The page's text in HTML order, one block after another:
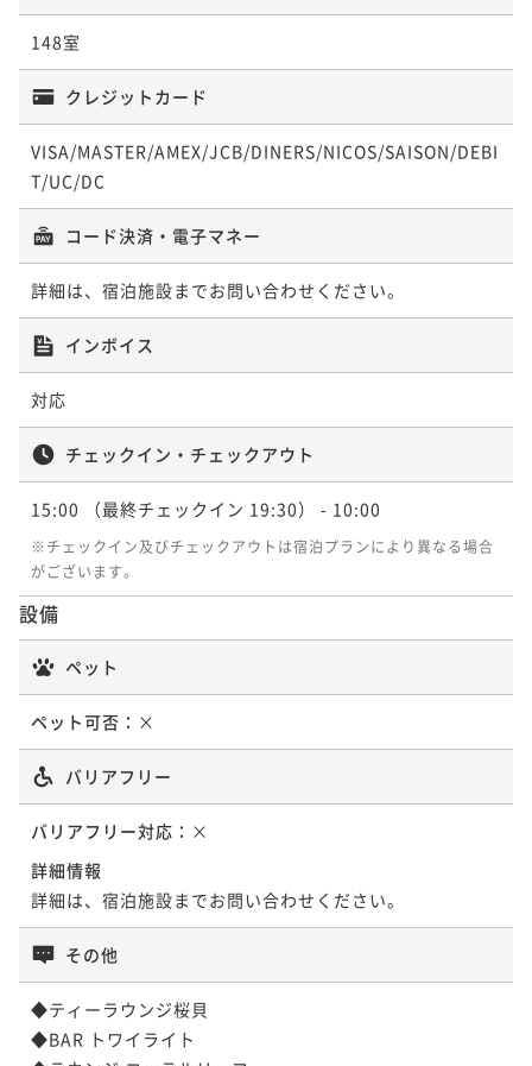
「九絵・熊野牛会席」＜全10品＞朝はレストランにて
朝食膳
二食付き 現地決済可 事前決済可
IN 15:00 - 19:00 OUT10:00
ポイント即利用で最大5％OFF
¥ 76,285 ~
【白浜時間満喫！２連泊がお得】2泊目のご夕食は渚会
席へ無料グレードUP！清掃なし・夕朝食付連泊プラン
二食付き 現地決済可 事前決済可
IN 15:00 - 24:00 OUT10:00
¥83,600~
¥ 61,655 ~
【1日5組限定】調理長が心を込め作り上げた贅沢会席
二食付き
ポイント即利用で最大5％OFF
2名 ¥ 72,105 ~
【九絵熊野牛会席】紀州天然九絵と熊野牛を愉しむ
「九絵・熊野牛会席」＜全10品＞朝はレストランにて
朝食膳
二食付き
ポイント即利用で
2名 ¥ 78,375 ~
【白浜時間満喫！２連泊がお得】2泊目のご夕食は渚会
席へ無料グレードUP！清掃なし・夕朝食付連泊プラン
二食付き
ポイント即利用で最大5％OFF
2名 ¥ 45,980 ~
【平日限定】むさしのスタンダード会席を味わう！渚
会席★朝食バイキング♪♪
¥ 52,250 ~
【夏季限定】夏のむさしは海水浴に嬉しいサービス満
載！当館人気のバイキングプラン
二食付き 現地決済可 事前決済可
IN 15:00 - 19:30 OUT10:00
2名 ¥ 52,250 ~
能！季節の特選会席＜全11品＞★朝はレストランにて
朝食膳！
二食付き 現地決済可 事前決済可
IN 15:00 - 19:00 OUT10:00
【1日5組限定】調理長が心を込め作り上げた贅沢会席
『極味』＜全11品＞☆朝はレストランにて朝食膳
二食付き
148室
クレジットカード
VISA/MASTER/AMEX/JCB/DINERS/NICOS/SAISON/DEBI
T/UC/DC
コード決済・電子マネー
詳細は、宿泊施設までお問い合わせください。
インボイス
対応
チェックイン・チェックアウト
15:00 （最終チェックイン 19:30） - 10:00
※チェックイン及びチェックアウトは宿泊プランにより異なる場合
がございます。
設備
ペット
ペット可否： ×
バリアフリー
バリアフリー対応： ×
詳細情報
詳細は、宿泊施設までお問い合わせください。
その他
◆ティーラウンジ桜貝
◆BAR トワイライト